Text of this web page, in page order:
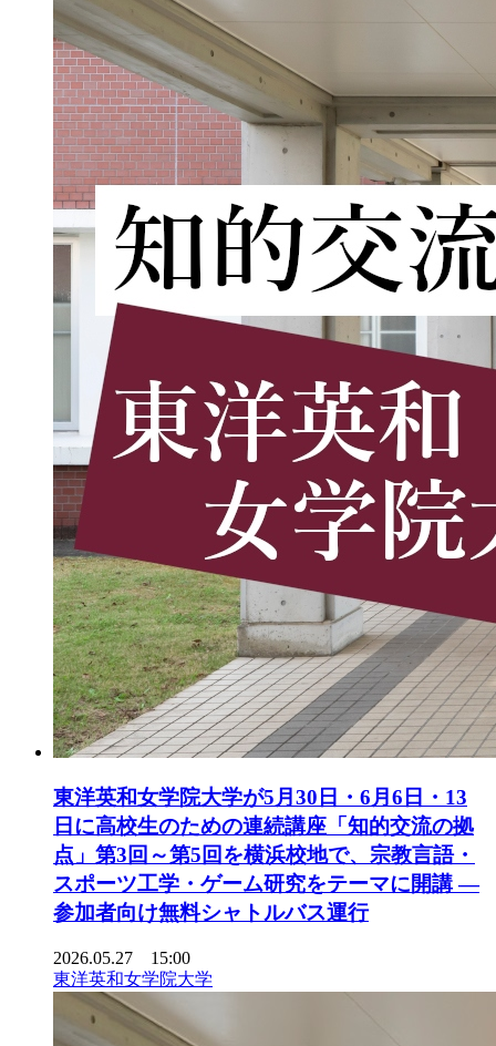
東洋英和女学院大学が5月30日・6月6日・13
日に高校生のための連続講座「知的交流の拠
点」第3回～第5回を横浜校地で、宗教言語・
スポーツ工学・ゲーム研究をテーマに開講 ―
参加者向け無料シャトルバス運行
2026.05.27 15:00
東洋英和女学院大学